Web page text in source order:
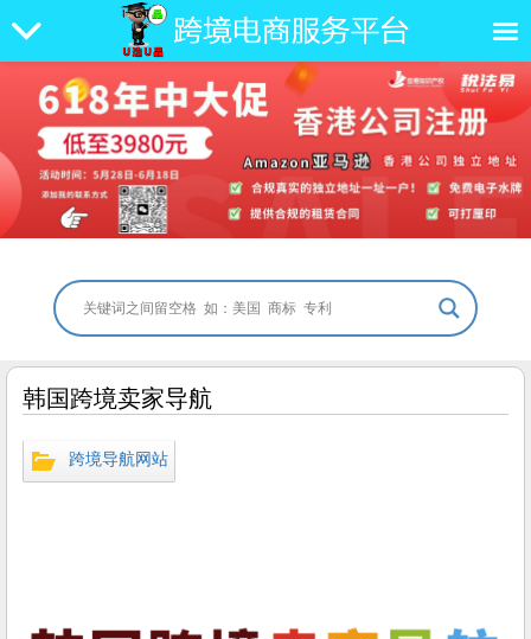
韩国跨境卖家导航
跨境导航网站